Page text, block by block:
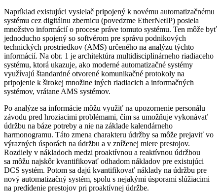
Napríklad existujúci vysielač pripojený k novému automatizačnému
systému cez digitálnu zbernicu (povedzme EtherNetIP) posiela
množstvo informácií o procese práve tomuto systému. Ten môže byť
jednoducho spojený so softvérom pre správu podnikových
technických prostriedkov (AMS) určeného na analýzu týchto
informácií. Na obr. 1 je architektúra multidisciplinárneho riadiaceho
systému, ktorá ukazuje, ako moderné automatizačné systémy
využívajú štandardné otvorené komunikačné protokoly na
pripojenie k širokej množine iných riadiacich a informačných
systémov, vrátane AMS systémov.
Po analýze sa informácie môžu využiť na upozornenie personálu
závodu pred hroziacimi problémami, čím sa umožňuje vykonávať
údržbu na báze potreby a nie na základe kalendárneho
harmonogramu. Táto zmena charakteru údržby sa môže prejaviť vo
výrazných úsporách na údržbu a v zníženej miere prestojov.
Rozdiely v nákladoch medzi proaktívnou a reaktívnou údržbou
sa môžu najskôr kvantifikovať odhadom nákladov pre existujúci
DCS systém. Potom sa dajú kvantifikovať náklady na údržbu pre
nový automatizačný systém, spolu s nejakými úsporami slúžiacimi
na predídenie prestojov pri proaktívnej údržbe.